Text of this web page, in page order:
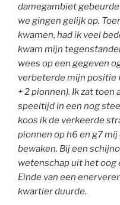
damegambiet
we gingen gelijk op.
kwamen, had ik veel
kwam mijn
wees op een gegeven
verbeterde mijn positie
+ 2 pionnen). Ik zat
speeltijd in een nog
koos ik de verkeerde
pionnen op h6 en g7
bewaken. Bij een
wetenschap uit het
Einde van een
kwartier duurde.